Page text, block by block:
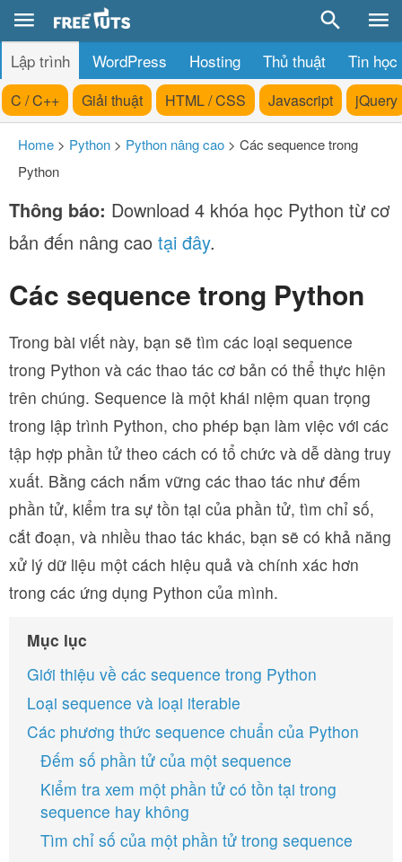
Lập trình WordPress Hosting Thủ thuật Tin học
C / C++ Giải thuật HTML / CSS Javascript jQuery
Home > Python > Python nâng cao > Các sequence trong
Python
Thông báo: Download 4 khóa học Python từ cơ
bản đến nâng cao tại đây.
Các sequence trong Python
Trong bài viết này, bạn sẽ tìm các loại sequence
trong Python và các thao tác cơ bản có thể thực hiện
trên chúng. Sequence là một khái niệm quan trọng
trong lập trình Python, cho phép bạn làm việc với các
tập hợp phần tử theo cách có tổ chức và dễ dàng truy
xuất. Bằng cách nắm vững các thao tác như đếm
phần tử, kiểm tra sự tồn tại của phần tử, tìm chỉ số,
cắt đoạn, và nhiều thao tác khác, bạn sẽ có khả năng
xử lý dữ liệu một cách hiệu quả và chính xác hơn
trong các ứng dụng Python của mình.
Mục lục
Giới thiệu về các sequence trong Python
Loại sequence và loại iterable
Các phương thức sequence chuẩn của Python
Đếm số phần tử của một sequence
Kiểm tra xem một phần tử có tồn tại trong
sequence hay không
Tìm chỉ số của một phần tử trong sequence